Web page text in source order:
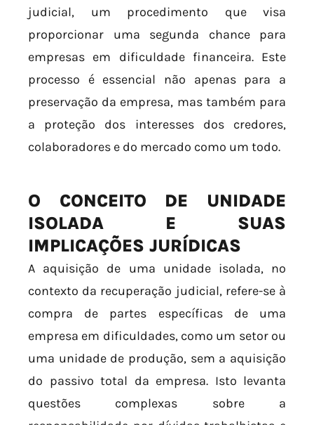
judicial, um procedimento que visa
proporcionar uma segunda chance para
empresas em dificuldade financeira. Este
processo é essencial não apenas para a
preservação da empresa, mas também para
a proteção dos interesses dos credores,
colaboradores e do mercado como um todo.
O CONCEITO DE UNIDADE
ISOLADA E SUAS
IMPLICAÇÕES JURÍDICAS
A aquisição de uma unidade isolada, no
contexto da recuperação judicial, refere-se à
compra de partes específicas de uma
empresa em dificuldades, como um setor ou
uma unidade de produção, sem a aquisição
do passivo total da empresa. Isto levanta
questões complexas sobre a